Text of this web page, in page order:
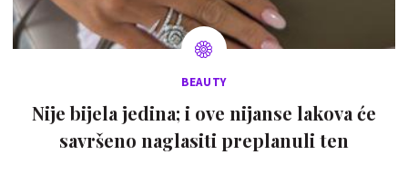
BEAUTY
Nije bijela jedina; i ove nijanse lakova će
savršeno naglasiti preplanuli ten